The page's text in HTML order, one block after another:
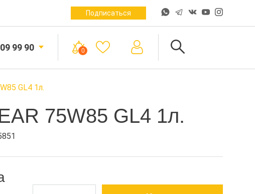
Подписаться
99 90 0
GL4 1л.
75W85 GL4 1л.